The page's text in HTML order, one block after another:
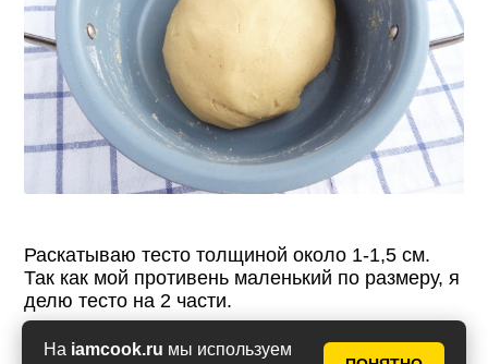
На iamcook.ru мы используем
Раскатываю тесто толщиной около 1-1,5 см.
Так как мой противень маленький по размеру, я
делю тесто на 2 части.
Фото 11